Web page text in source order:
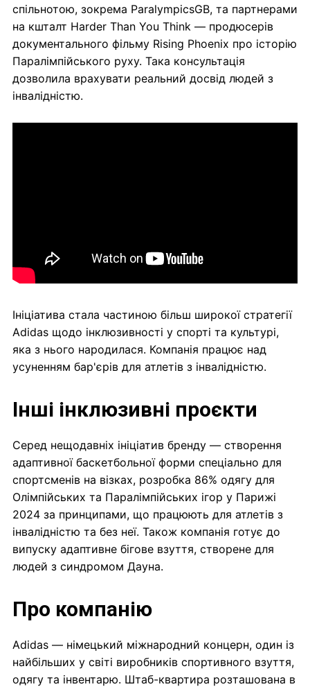
спільнотою, зокрема ParalympicsGB, та партнерами
на кшталт Harder Than You Think — продюсерів
документального фільму Rising Phoenix про історію
Паралімпійського руху. Така консультація
дозволила врахувати реальний досвід людей з
інвалідністю.
Ініціатива стала частиною більш широкої стратегії
Adidas щодо інклюзивності у спорті та культурі,
яка з нього народилася. Компанія працює над
усуненням бар'єрів для атлетів з інвалідністю.
Інші інклюзивні проєкти
Серед нещодавніх ініціатив бренду — створення
адаптивної баскетбольної форми спеціально для
спортсменів на візках, розробка 86% одягу для
Олімпійських та Паралімпійських ігор у Парижі
2024 за принципами, що працюють для атлетів з
інвалідністю та без неї. Також компанія готує до
випуску адаптивне бігове взуття, створене для
людей з синдромом Дауна.
Про компанію
Adidas — німецький міжнародний концерн, один із
найбільших у світі виробників спортивного взуття,
одягу та інвентарю. Штаб-квартира розташована в